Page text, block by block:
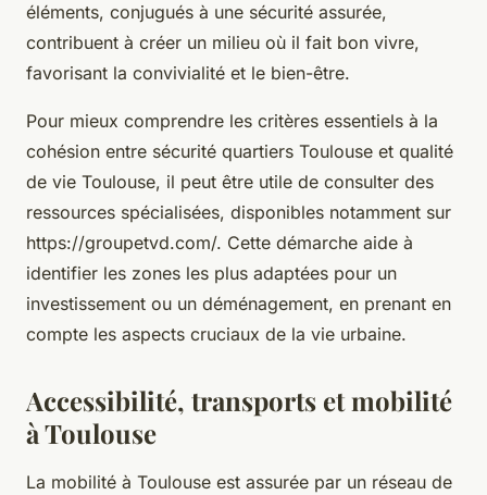
éléments, conjugués à une sécurité assurée,
contribuent à créer un milieu où il fait bon vivre,
favorisant la convivialité et le bien-être.
Pour mieux comprendre les critères essentiels à la
cohésion entre sécurité quartiers Toulouse et qualité
de vie Toulouse, il peut être utile de consulter des
ressources spécialisées, disponibles notamment sur
https://groupetvd.com/. Cette démarche aide à
identifier les zones les plus adaptées pour un
investissement ou un déménagement, en prenant en
compte les aspects cruciaux de la vie urbaine.
Accessibilité, transports et mobilité
à Toulouse
La mobilité à Toulouse est assurée par un réseau de